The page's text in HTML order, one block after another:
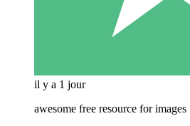
il y a 1 jour
awesome free resource for